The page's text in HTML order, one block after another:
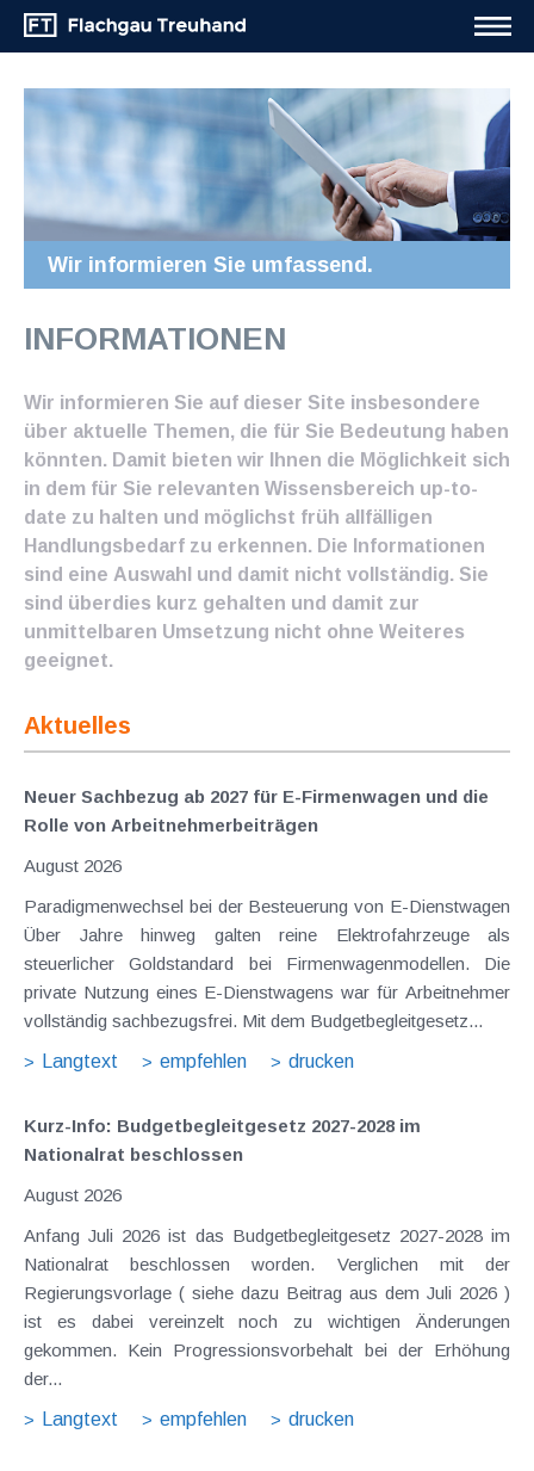
Wir informieren Sie umfassend.
INFORMATIONEN
Wir informieren Sie auf dieser Site insbesondere
über aktuelle Themen, die für Sie Bedeutung haben
könnten. Damit bieten wir Ihnen die Möglichkeit sich
in dem für Sie relevanten Wissensbereich up-to-
date zu halten und möglichst früh allfälligen
Handlungsbedarf zu erkennen. Die Informationen
sind eine Auswahl und damit nicht vollständig. Sie
sind überdies kurz gehalten und damit zur
unmittelbaren Umsetzung nicht ohne Weiteres
geeignet.
Aktuelles
Neuer Sachbezug ab 2027 für E-Firmenwagen und die
Rolle von Arbeitnehmer​­beiträgen
August 2026
Paradigmenwechsel bei der Besteuerung von E-Dienstwagen
Über Jahre hinweg galten reine Elektrofahrzeuge als
steuerlicher Goldstandard bei Firmenwagenmodellen. Die
private Nutzung eines E-Dienstwagens war für Arbeitnehmer
vollständig sachbezugsfrei. Mit dem Budgetbegleitgesetz...
Langtext
empfehlen drucken
Kurz-Info: Budgetbegleitgesetz 2027-2028 im
Nationalrat beschlossen
August 2026
Anfang Juli 2026 ist das Budgetbegleitgesetz 2027-2028 im
Nationalrat beschlossen worden. Verglichen mit der
Regierungsvorlage ( siehe dazu Beitrag aus dem Juli 2026 )
ist es dabei vereinzelt noch zu wichtigen Änderungen
gekommen. Kein Progressionsvorbehalt bei der Erhöhung
der...
Langtext
empfehlen drucken